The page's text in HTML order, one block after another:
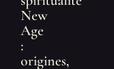
New
Age
:
origines,